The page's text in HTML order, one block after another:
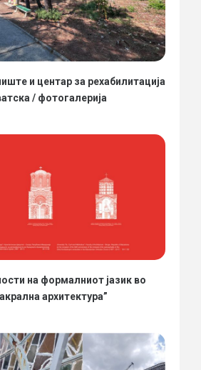
и центар за рехабилитација
/ фотогалерија
на формалниот јазик во
архитектура”